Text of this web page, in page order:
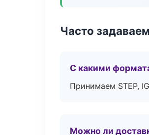
Часто
С какими
Принимаем STEP,
Можно ли